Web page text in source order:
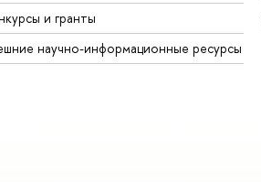
и гранты
научно-информационные ресурсы